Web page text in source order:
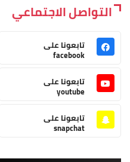
التواصل الاجتماعي
تابعونا على
facebook
تابعونا على
youtube
تابعونا على
snapchat